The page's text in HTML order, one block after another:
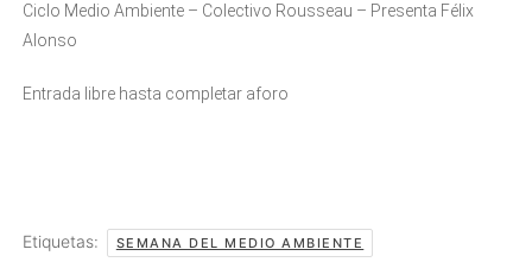
Ciclo Medio Ambiente – Colectivo Rousseau – Presenta Félix
Alonso
Entrada libre hasta completar aforo
Etiquetas: SEMANA DEL MEDIO AMBIENTE